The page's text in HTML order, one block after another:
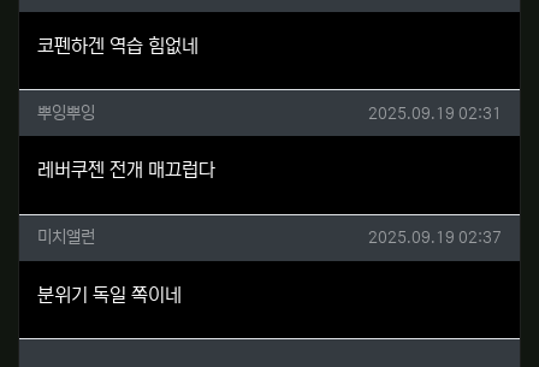
코펜하겐 역습 힘없네
뿌잉뿌잉님의 댓글
뿌잉뿌잉 작성일
2025.09.19 02:31
레버쿠젠 전개 매끄럽다
미치앨런님의 댓글
미치앨런 작성일
2025.09.19 02:37
분위기 독일 쪽이네